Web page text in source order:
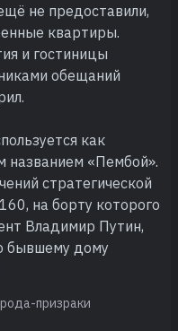
не предоставили,
квартиры.
и гостиницы
обещаний
как
названием «Пембой».
стратегической
на борту которого
Владимир Путин,
бывшему дому
призраки